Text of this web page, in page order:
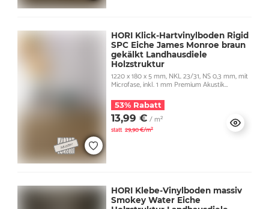
HORI Klick-Hartvinylboden Rigid
SPC Eiche James Monroe braun
gekälkt Landhausdiele
Holzstruktur
1220 x 180 x 5 mm, NKL 23/31, NS 0,3 mm, mit
Microfase, inkl. 1 mm Premium Akustik
53% Rabatt
13,99 € / m²
statt 29,90 €/m²
HORI Klebe-Vinylboden massiv
Smokey Water Eiche